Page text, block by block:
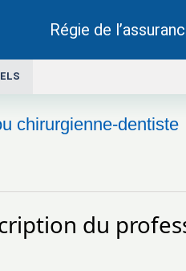
Régie de
fenêtre.
chirurgienne-dentiste
du